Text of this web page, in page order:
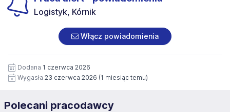
Logistyk, Kórnik
Włącz powiadomienia
Dodana 1 czerwca 2026
Wygasła 23 czerwca 2026 (1 miesiąc temu)
Polecani pracodawcy